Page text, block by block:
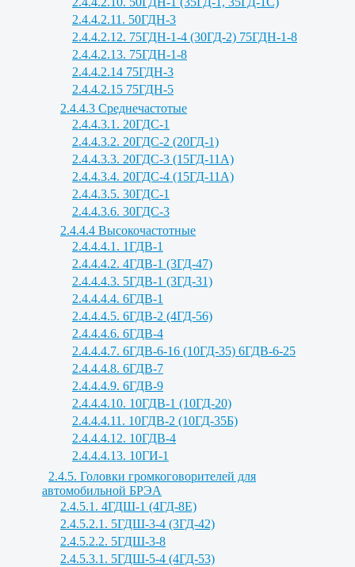
2.4.4.2.11. 50ГДН-3
2.4.4.2.12. 75ГДН-1-4 (30ГД-2) 75ГДН-1-8
2.4.4.2.13. 75ГДН-1-8
2.4.4.2.14 75ГДН-3
2.4.4.2.15 75ГДН-5
2.4.4.3 Среднечастотые
2.4.4.3.1. 20ГДС-1
2.4.4.3.2. 20ГДС-2 (20ГД-1)
2.4.4.3.3. 20ГДС-3 (15ГД-11А)
2.4.4.3.4. 20ГДС-4 (15ГД-11А)
2.4.4.3.5. 30ГДС-1
2.4.4.3.6. 30ГДС-3
2.4.4.4 Высокочастотные
2.4.4.4.1. 1ГДВ-1
2.4.4.4.2. 4ГДВ-1 (3ГД-47)
2.4.4.4.3. 5ГДВ-1 (3ГД-31)
2.4.4.4.4. 6ГДВ-1
2.4.4.4.5. 6ГДВ-2 (4ГД-56)
2.4.4.4.6. 6ГДВ-4
2.4.4.4.7. 6ГДВ-6-16 (10ГД-35) 6ГДВ-6-25
2.4.4.4.8. 6ГДВ-7
2.4.4.4.9. 6ГДВ-9
2.4.4.4.10. 10ГДВ-1 (10ГД-20)
2.4.4.4.11. 10ГДВ-2 (10ГД-35Б)
2.4.4.4.12. 10ГДВ-4
2.4.4.4.13. 10ГИ-1
2.4.5. Головки громкоговорителей для
автомобильной БРЭА
2.4.5.1. 4ГДШ-1 (4ГД-8Е)
2.4.5.2.1. 5ГДШ-3-4 (3ГД-42)
2.4.5.2.2. 5ГДШ-3-8
2.4.5.3.1. 5ГДШ-5-4 (4ГД-53)